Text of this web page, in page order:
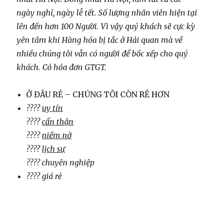
ngày nghỉ, ngày lễ tết. Số lượng nhân viên hiện tại
lên đến hơn 100 Người. Vì vậy quý khách sẽ cực kỳ
yên tâm khi Hàng hóa bị tắc ở Hải quan mà về
nhiều chúng tôi vẫn có người để bốc xếp cho quý
khách. Có hóa đơn GTGT.
Ở ĐÂU RẺ – CHÚNG TÔI CÒN RẺ HƠN
???? uy tín
???? cẩn thận
???? niềm nở
???? lịch sự
???? chuyên nghiệp
???? giá rẻ